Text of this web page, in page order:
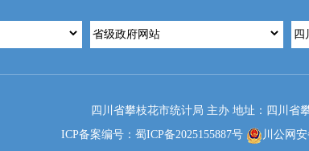
四川省攀枝花市统计局 主办 地址：四川省
ICP备案编号：蜀ICP备2025155887号
川公网安